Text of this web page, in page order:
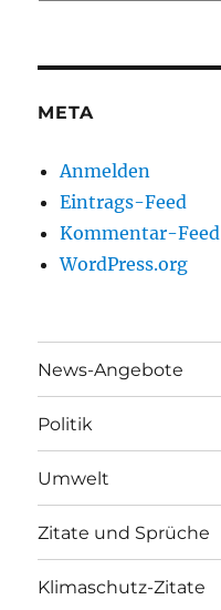
META
Anmelden
Eintrags-Feed
Kommentar-Feed
WordPress.org
News-Angebote
Politik
Umwelt
Zitate und Sprüche
Klimaschutz-Zitate